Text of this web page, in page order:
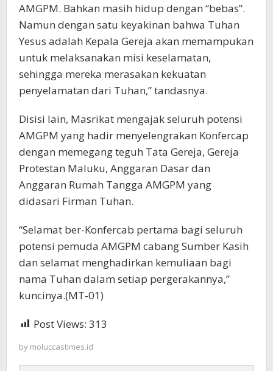
AMGPM. Bahkan masih hidup dengan “bebas”.
Namun dengan satu keyakinan bahwa Tuhan
Yesus adalah Kepala Gereja akan memampukan
untuk melaksanakan misi keselamatan,
sehingga mereka merasakan kekuatan
penyelamatan dari Tuhan,” tandasnya.
Disisi lain, Masrikat mengajak seluruh potensi
AMGPM yang hadir menyelengrakan Konfercap
dengan memegang teguh Tata Gereja, Gereja
Protestan Maluku, Anggaran Dasar dan
Anggaran Rumah Tangga AMGPM yang
didasari Firman Tuhan.
“Selamat ber-Konfercab pertama bagi seluruh
potensi pemuda AMGPM cabang Sumber Kasih
dan selamat menghadirkan kemuliaan bagi
nama Tuhan dalam setiap pergerakannya,”
kuncinya.(MT-01)
Post Views: 313
by moluccastimes.id